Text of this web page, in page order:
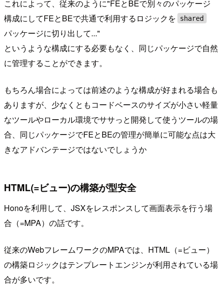
これによって、従来のように"FEとBEで別々のパッケージ
構成にしてFEとBEで共通で利用するロジックを
shared
パッケージに切り出して..."
というような構成にする必要もなく、同じパッケージで自然
に管理することができます。
もちろん場合によっては前述のような構成が好まれる場合も
ありますが、少なくともコードベースのサイズが小さい軽量
なツールやローカル環境でササっと開発して使うツールの場
合、同じパッケージでFEとBEの管理が簡単に可能な点は大
きなアドバンテージではないでしょうか
HTML(=ビュー)の構築が型安全
Honoを利用して、JSXをレスポンスして画面表示を行う場
合（=MPA）の話です。
従来のWebフレームワークのMPAでは、HTML（=ビュー）
の構築ロジックはテンプレートエンジンが利用されている場
合が多いです。